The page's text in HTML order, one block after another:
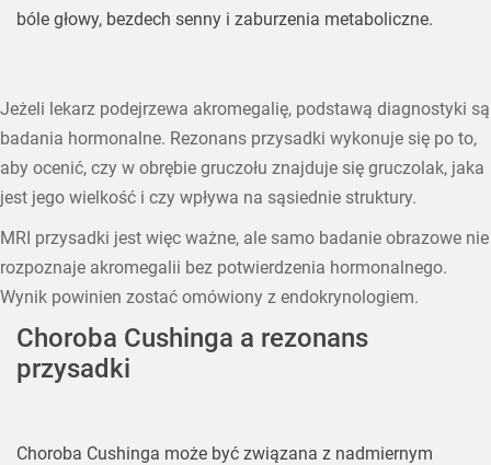
bóle głowy, bezdech senny i zaburzenia metaboliczne.
Jeżeli lekarz podejrzewa akromegalię, podstawą diagnostyki są
badania hormonalne. Rezonans przysadki wykonuje się po to,
aby ocenić, czy w obrębie gruczołu znajduje się gruczolak, jaka
jest jego wielkość i czy wpływa na sąsiednie struktury.
MRI przysadki jest więc ważne, ale samo badanie obrazowe nie
rozpoznaje akromegalii bez potwierdzenia hormonalnego.
Wynik powinien zostać omówiony z endokrynologiem.
Choroba Cushinga a rezonans
przysadki
Choroba Cushinga może być związana z nadmiernym